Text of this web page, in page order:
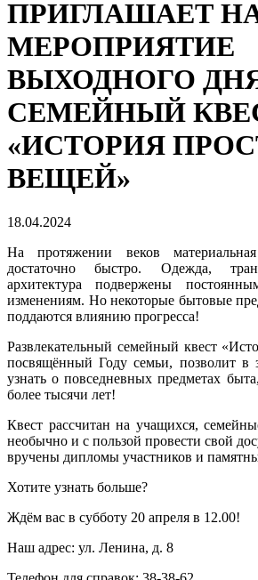
ПРИГЛАШАЕТ
МЕРОПРИЯТИЕ
ВЫХОДНОГО
СЕМЕЙНЫЙ
«ИСТОРИЯ
ВЕЩЕЙ»
18.04.2024
На протяжении веков
достаточно быстро. Одежда,
архитектура подвержены
изменениям. Но некоторые бытовые
поддаются влиянию прогресса!
Развлекательный семейный квест
посвящённый Году семьи, позволит в
узнать о повседневных предметах
более тысячи лет!
Квест рассчитан на учащихся,
необычно и с пользой провести свой
вручены дипломы участников и
Хотите узнать больше?
Ждём вас в субботу 20 апреля в 12.00!
Наш адрес: ул. Ленина, д. 8